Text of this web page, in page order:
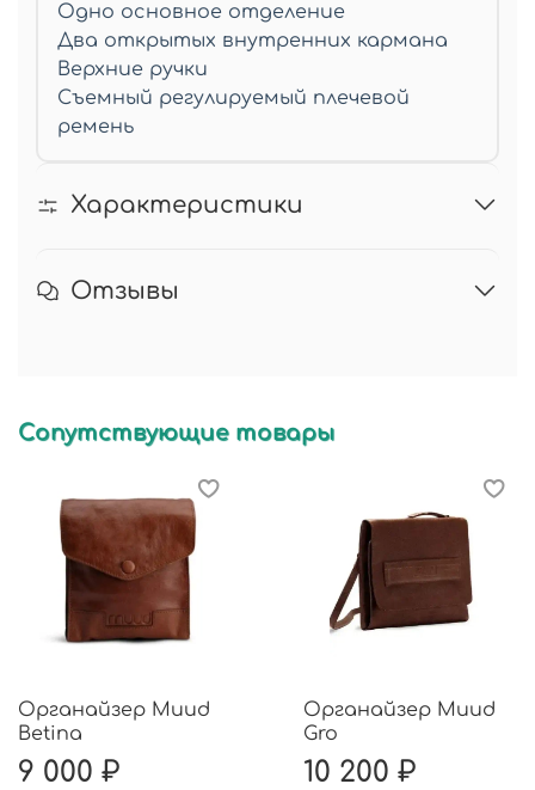
Одно основное отделение
Два открытых внутренних кармана
Верхние ручки
Съемный регулируемый плечевой
ремень
Характеристики
Отзывы
Сопутствующие товары
Органайзер Muud
Betina
9 000 ₽
Органайзер Muud
Gro
10 200 ₽